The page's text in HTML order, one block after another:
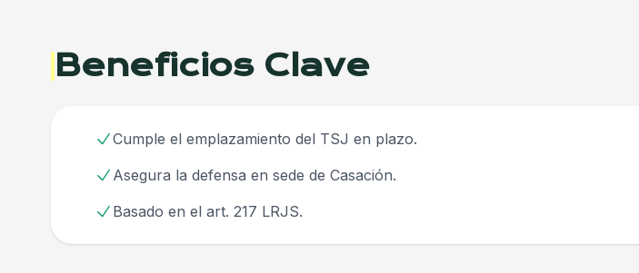
Beneficios Clave
Cumple el emplazamiento del TSJ en plazo.
Asegura la defensa en sede de Casación.
Basado en el art. 217 LRJS.